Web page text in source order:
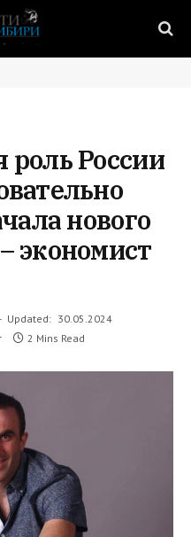
роль России
нового
экономист
Updated: 30.05.2024
2 Mins Read